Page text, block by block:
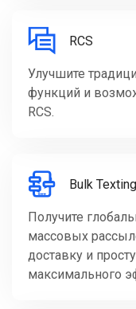
RCS
Улучшите
функций и
RCS.
Bulk Texting
Получите
массовых
доставку и
максимального